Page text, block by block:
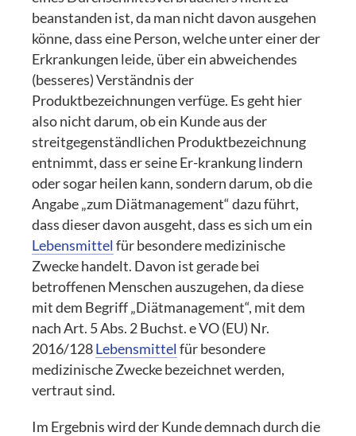
beanstanden ist, da man nicht davon ausgehen
könne, dass eine Person, welche unter einer der
Erkrankungen leide, über ein abweichendes
(besseres) Verständnis der
Produktbezeichnungen verfüge. Es geht hier
also nicht darum, ob ein Kunde aus der
streitgegenständlichen Produktbezeichnung
entnimmt, dass er seine Er-krankung lindern
oder sogar heilen kann, sondern darum, ob die
Angabe „zum Diätmanagement“ dazu führt,
dass dieser davon ausgeht, dass es sich um ein
Lebensmittel für besondere medizinische
Zwecke handelt. Davon ist gerade bei
betroffenen Menschen auszugehen, da diese
mit dem Begriff „Diätmanagement“, mit dem
nach Art. 5 Abs. 2 Buchst. e VO (EU) Nr.
2016/128Lebensmittel für besondere
medizinische Zwecke bezeichnet werden,
vertraut sind.
Im Ergebnis wird der Kunde demnach durch die